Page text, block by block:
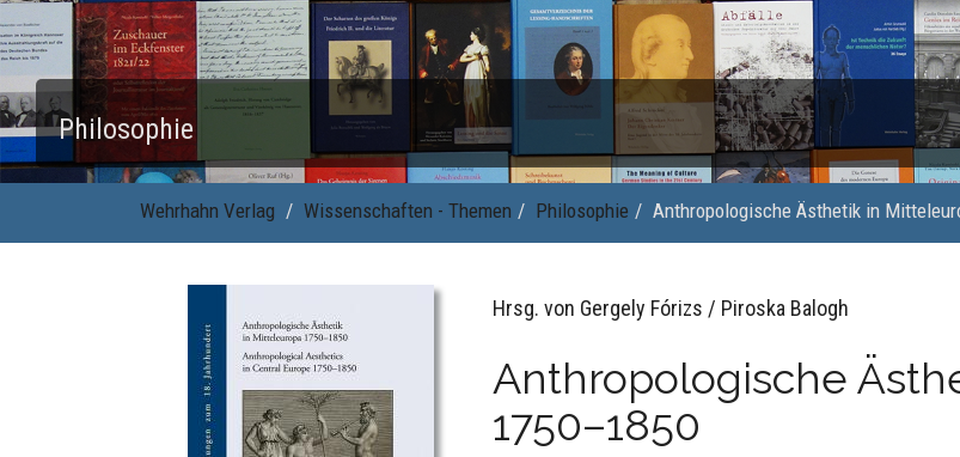
Philosophie
Wehrhahn Verlag Wissenschaften - Themen Philosophie Anthropologische Ästhetik in
Hrsg. von Gergely Fórizs / Piroska Balogh
Anthropologische
1750–1850